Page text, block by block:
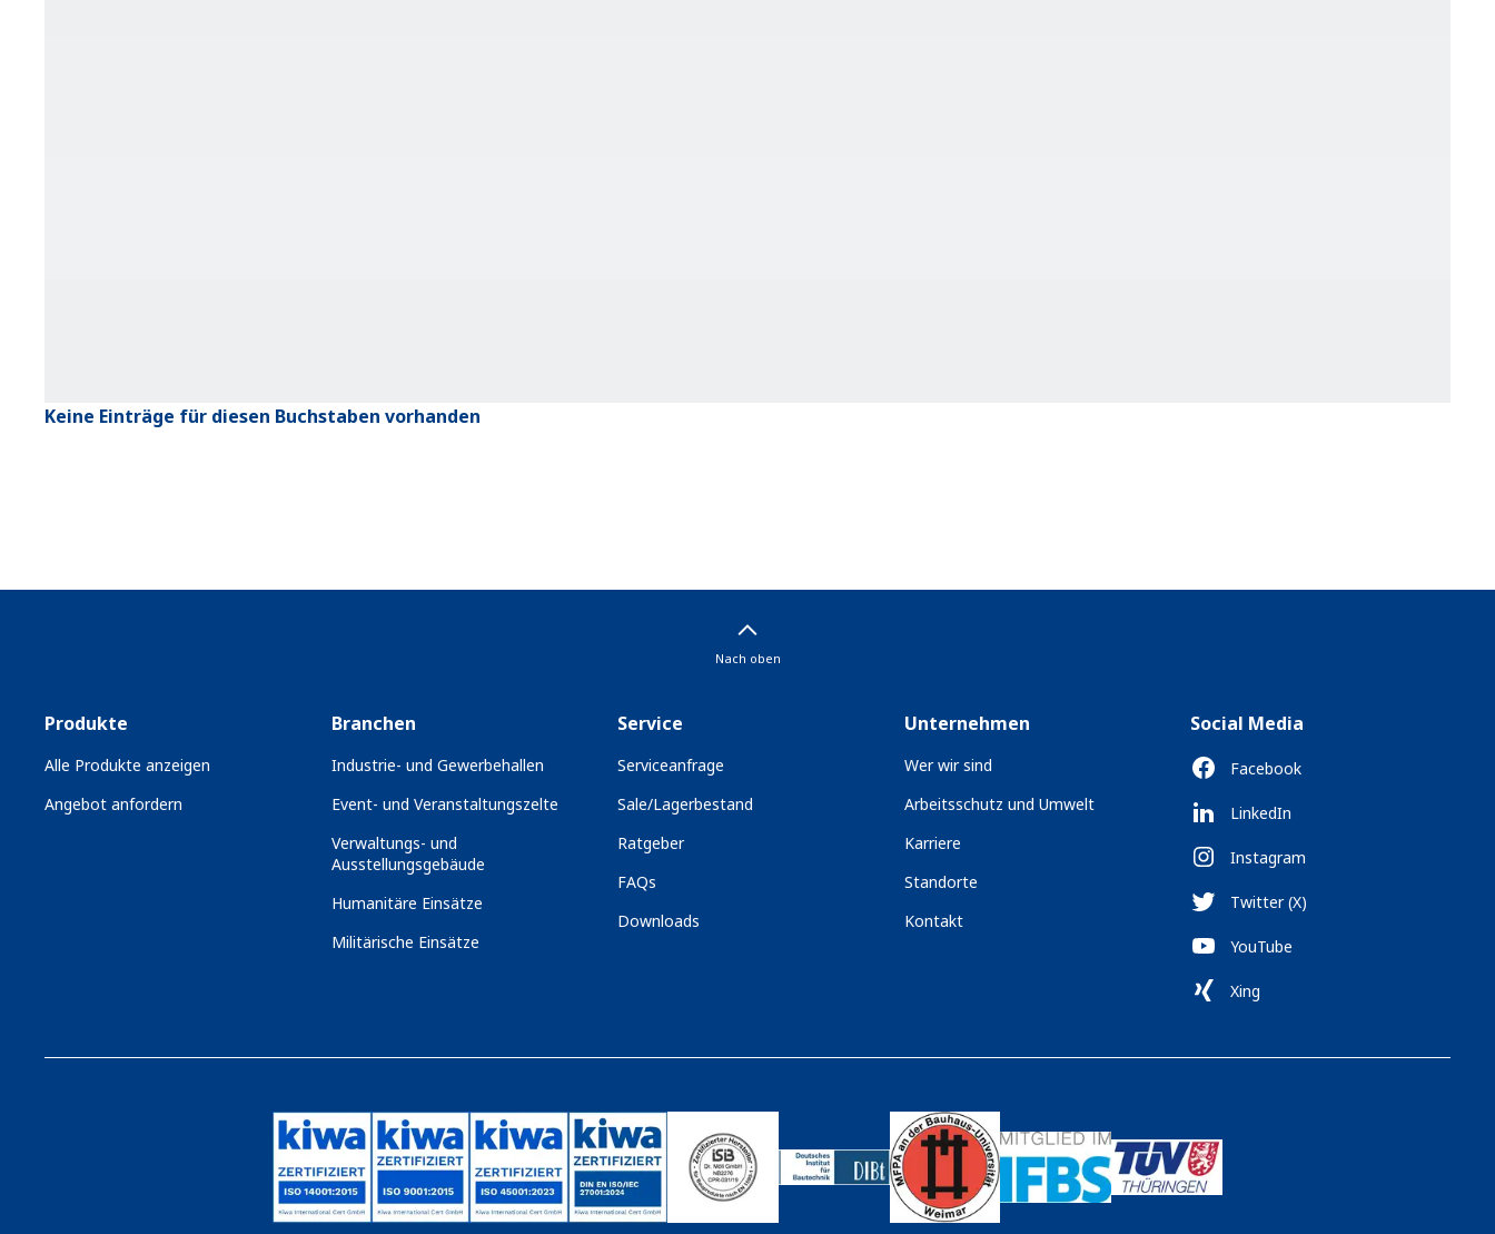
Keine Einträge für diesen Buchstaben vorhanden
Nach oben
Produkte
Alle Produkte anzeigen
Angebot anfordern
Branchen
Industrie- und Gewerbehallen
Event- und Veranstaltungszelte
Verwaltungs- und
Ausstellungsgebäude
Humanitäre Einsätze
Militärische Einsätze
Service
Serviceanfrage
Sale/Lagerbestand
Ratgeber
FAQs
Downloads
Unternehmen
Wer wir sind
Arbeitsschutz und Umwelt
Karriere
Standorte
Kontakt
Social Media
Facebook
LinkedIn
Instagram
Twitter (X)
YouTube
Xing